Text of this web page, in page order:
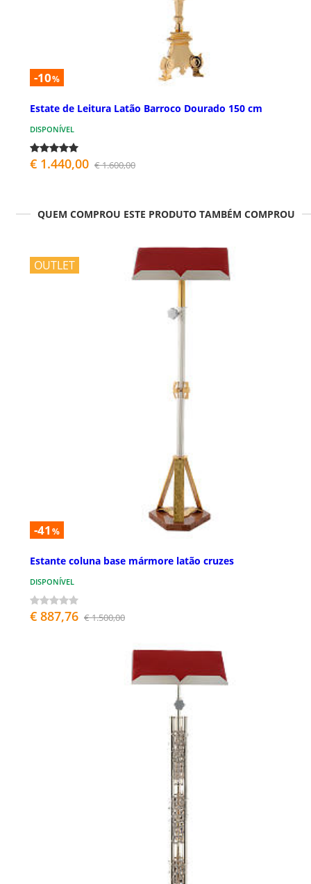
-10%
Estate de Leitura Latão Barroco Dourado 150 cm
DISPONÍVEL
€ 1.440,00 € 1.600,00
QUEM COMPROU ESTE PRODUTO TAMBÉM COMPROU
OUTLET
-41 %
Estante coluna base mármore latão cruzes
DISPONÍVEL
€ 887,76 € 1.500,00